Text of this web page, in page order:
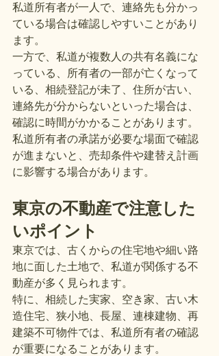
私道所有者が一人で、連絡先も分かっ
ている場合は確認しやすいことがあり
ます。
一方で、私道が複数人の共有名義にな
っている、所有者の一部が亡くなって
いる、相続登記が未了、住所が古い、
連絡先が分からないといった場合は、
確認に時間がかかることがあります。
私道所有者の承諾が必要な場面で確認
が進まないと、売却条件や建替え計画
に影響する場合があります。
東京の不動産で注意した
いポイント
東京では、古くからの住宅地や細い路
地に面した土地で、私道が関係する不
動産が多く見られます。
特に、相続した実家、空き家、古い木
造住宅、狭小地、長屋、連棟建物、再
建築不可物件では、私道所有者の確認
が重要になることがあります。